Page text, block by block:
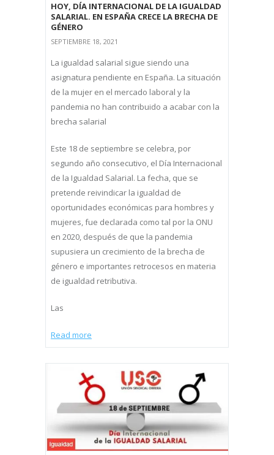
HOY, DÍA INTERNACIONAL DE LA IGUALDAD
SALARIAL. EN ESPAÑA CRECE LA BRECHA DE
GÉNERO
SEPTIEMBRE 18, 2021
La igualdad salarial sigue siendo una
asignatura pendiente en España. La situación
de la mujer en el mercado laboral y la
pandemia no han contribuido a acabar con la
brecha salarial
Este 18 de septiembre se celebra, por
segundo año consecutivo, el Día Internacional
de la Igualdad Salarial. La fecha, que se
pretende reivindicar la igualdad de
oportunidades económicas para hombres y
mujeres, fue declarada como tal por la ONU
en 2020, después de que la pandemia
supusiera un crecimiento de la brecha de
género e importantes retrocesos en materia
de igualdad retributiva.
Las
Read more